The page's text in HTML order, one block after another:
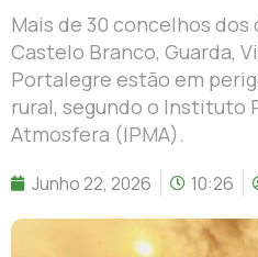
Mais de 30 concelhos
Castelo Branco, Guarda,
Portalegre estão em
rural, segundo o Instituto
Atmosfera (IPMA).
Junho 22, 2026 10:26